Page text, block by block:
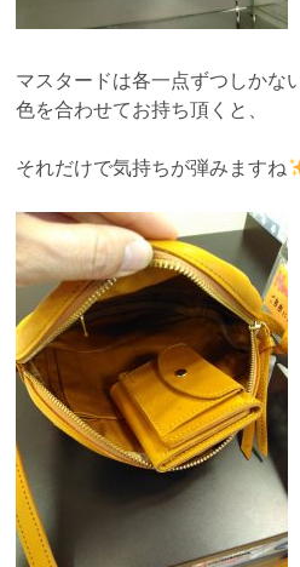
マスタードは各一点ずつしかな
色を合わせてお持ち頂くと、
それだけで気持ちが弾みますね